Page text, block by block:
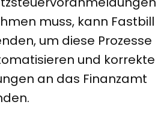
muss, kann Fastbill
um diese Prozesse
und korrekte
an das Finanzamt